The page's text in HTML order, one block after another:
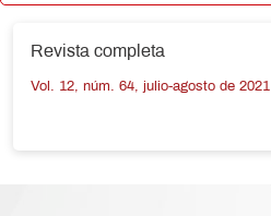
Revista completa
Vol. 12, núm. 64, julio-agosto de 2021